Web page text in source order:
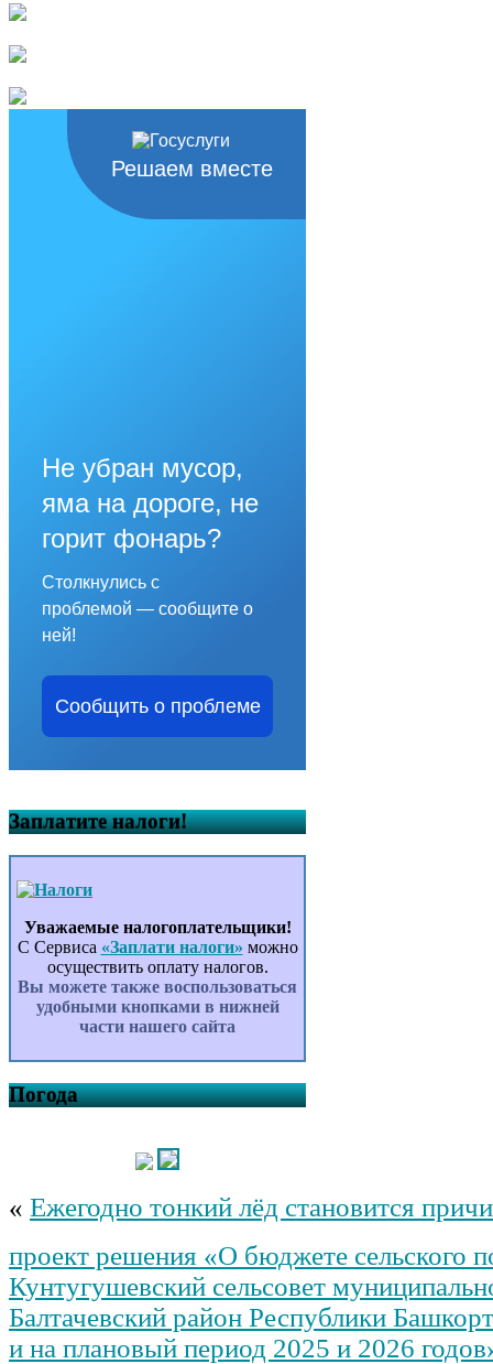
Решаем вместе
Не убран мусор,
яма на дороге, не
горит фонарь?
Столкнулись с
проблемой — сообщите о
ней!
Сообщить о проблеме
Заплатите налоги!
Уважаемые налогоплательщики!
С Сервиса «Заплати налоги» можно
осуществить оплату налогов.
Вы можете также воспользоваться
удобными кнопками в нижней
части нашего сайта
Погода
« Ежегодно тонкий лёд становится
проект решения «О бюджете сельского
Кунтугушевский сельсовет
Балтачевский район Республики
и на плановый период 2025 и 2026